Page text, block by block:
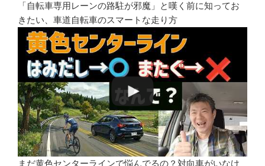
「自転車専用レーンの路駐が邪魔」と嘆く前に知ってお
きたい、車道自転車のスマートな走り方
まだ黄色センターラインで悩んでるの？対向車がいなけ